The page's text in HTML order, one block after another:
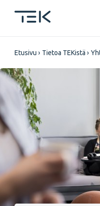
pääsisältöön
Etusivu Tietoa TEKistä